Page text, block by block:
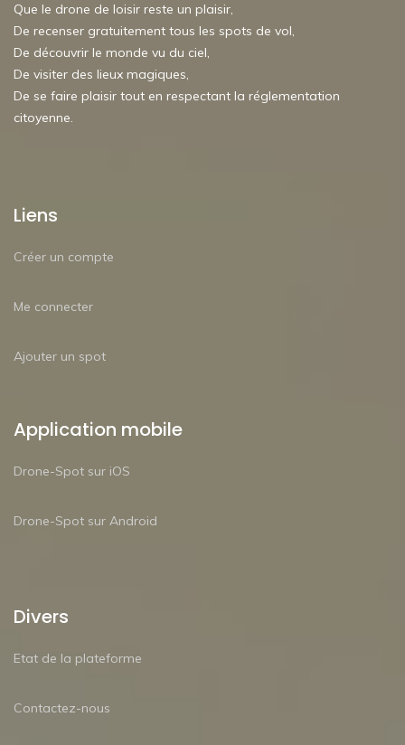
Que le drone de loisir reste un plaisir,
De recenser gratuitement tous les spots de vol,
De découvrir le monde vu du ciel,
De visiter des lieux magiques,
De se faire plaisir tout en respectant la réglementation
citoyenne.
Liens
Créer un compte
Me connecter
Ajouter un spot
Application mobile
Drone-Spot sur iOS
Drone-Spot sur Android
Divers
Etat de la plateforme
Contactez-nous